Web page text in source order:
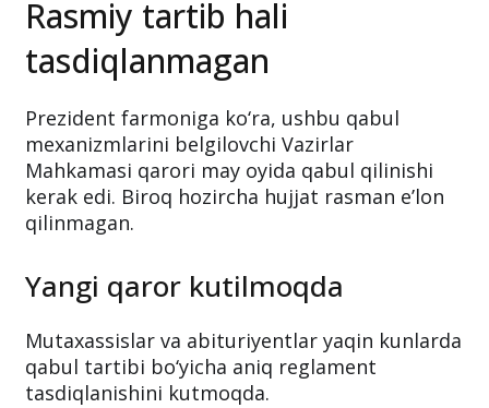
Rasmiy tartib hali
tasdiqlanmagan
Prezident farmoniga ko‘ra, ushbu qabul
mexanizmlarini belgilovchi Vazirlar
Mahkamasi qarori may oyida qabul qilinishi
kerak edi. Biroq hozircha hujjat rasman e’lon
qilinmagan.
Yangi qaror kutilmoqda
Mutaxassislar va abituriyentlar yaqin kunlarda
qabul tartibi bo‘yicha aniq reglament
tasdiqlanishini kutmoqda.